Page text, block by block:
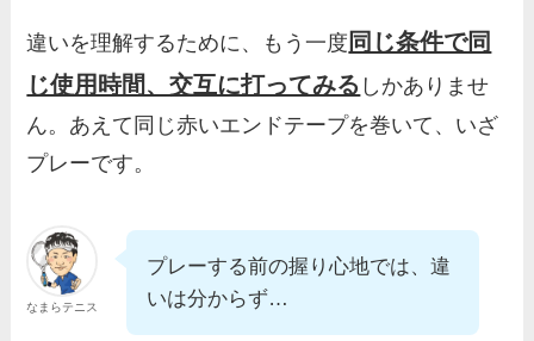
違いを理解するために、もう一度 同じ条件で同
じ使用時間、交互に打ってみる しかありませ
ん。あえて同じ赤いエンドテープを巻いて、いざ
プレーです。
なまらテニス
プレーする前の握り心地では、違
いは分からず…